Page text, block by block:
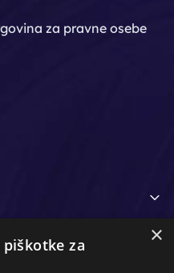
za pravne osebe
×
za